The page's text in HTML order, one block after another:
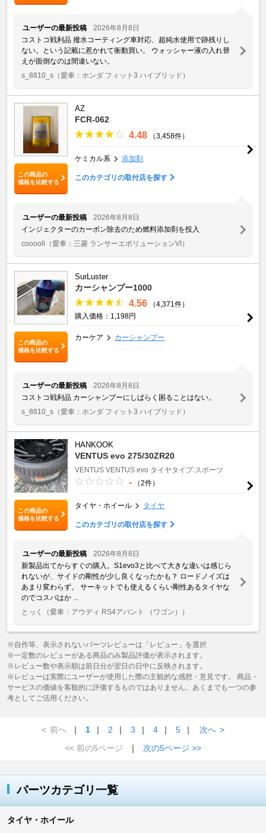
ユーザーの最新投稿
2026年8月8日
コストコ戦利品 撥水コーティング車対応、超純水使用で跡残りし
ない。という記載に惹かれて衝動買い。 ウォッシャー液の入れ替
えが面倒なのは間違いない。
s_8810_s （愛車：ホンダ フィット3 ハイブリッド）
この商品の
価格を比較する
AZ
FCR-062
4.48 （3,458件）
ケミカル系 添加剤
このカテゴリの取付店を探す
ユーザーの最新投稿
2026年8月8日
インジェクターのカーボン除去のため燃料添加剤を投入
cooooll （愛車：三菱 ランサーエボリューションVI）
この商品の
価格を比較する
SurLuster
カーシャンプー1000
4.56
（4,371件）
購入価格：1,198円
カーケア カーシャンプー
ユーザーの最新投稿
2026年8月8日
コストコ戦利品 カーシャンプーにしばらく困ることはない。
s_8810_s （愛車：ホンダ フィット3 ハイブリッド）
この商品の
価格を比較する
HANKOOK
VENTUS evo 275/30ZR20
VENTUS VENTUS evo タイヤタイプ:スポーツ
- （2件）
タイヤ・ホイール タイヤ
このカテゴリの取付店を探す
ユーザーの最新投稿
2026年8月8日
新製品出てからすぐの購入。S1evo3と比べて大きな違いは感じら
れないが、サイドの剛性が少し良くなったかも？ ロードノイズは
あまり変わらず。 サーキットでも使えるくらい剛性あるタイヤな
のでコスパはか ...
とっく
（愛車：アウディ RS4アバント （ワゴン））
※自作等、表示されないパーツレビューは「レビュー」を選択
※一定数のレビューがある商品のみ製品評価が表示されます。
※レビュー数や表示順は前日分が翌日の日中に反映されます。
※レビューは実際にユーザーが使用した際の主観的な感想・意見です。 商品・
サービスの価値を客観的に評価するものではありません。あくまでも一つの参
考としてご活用ください。
< 前へ ｜ 1 ｜ 2 ｜ 3 ｜ 4 ｜ 5 ｜ 次へ >
<< 前の5ページ
｜ 次の5ページ >>
パーツカテゴリ一覧
タイヤ・ホイール